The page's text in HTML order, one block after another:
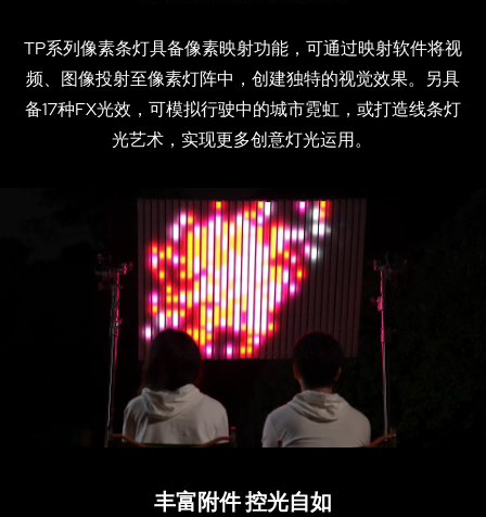
TP系列像素条灯具备像素映射功能，可通过映射软件将视
频、图像投射至像素灯阵中，创建独特的视觉效果。另具
备17种FX光效，可模拟行驶中的城市霓虹，或打造线条灯
光艺术，实现更多创意灯光运用。
丰富附件 控光自如